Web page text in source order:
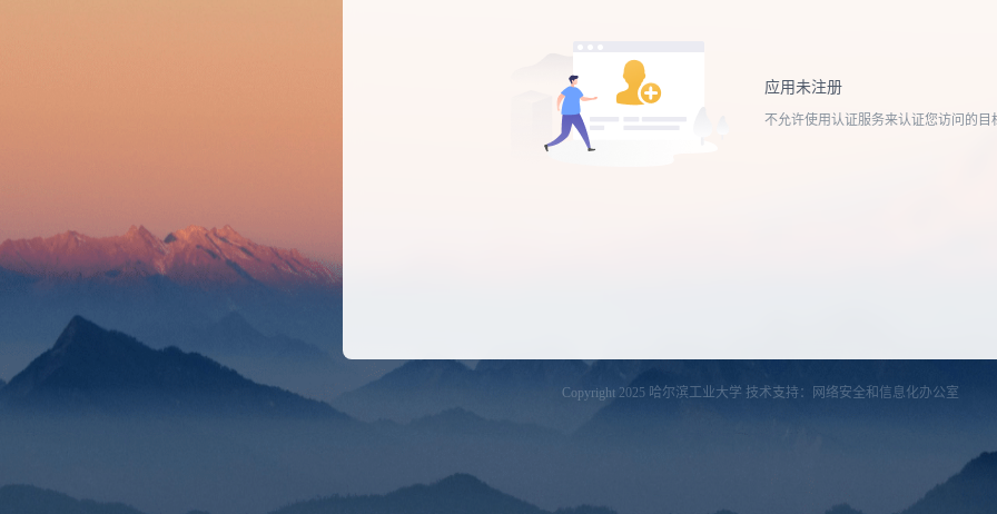
应用未注册
不允许使用认证服务来认证您访问的目
Copyright 2025 哈尔滨工业大学 技术支持：网络安全和信息化办公室